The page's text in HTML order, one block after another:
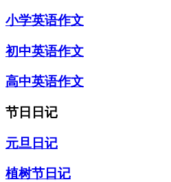
小学英语作文
初中英语作文
高中英语作文
节日日记
元旦日记
植树节日记